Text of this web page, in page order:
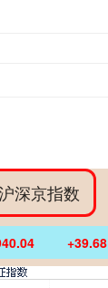
深京指数
+39.68